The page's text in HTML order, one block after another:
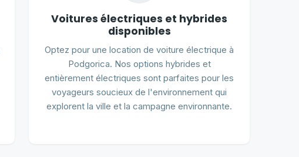
Voitures électriques et hybrides
disponibles
Optez pour une location de voiture électrique à
Podgorica. Nos options hybrides et
entièrement électriques sont parfaites pour les
voyageurs soucieux de l'environnement qui
explorent la ville et la campagne environnante.